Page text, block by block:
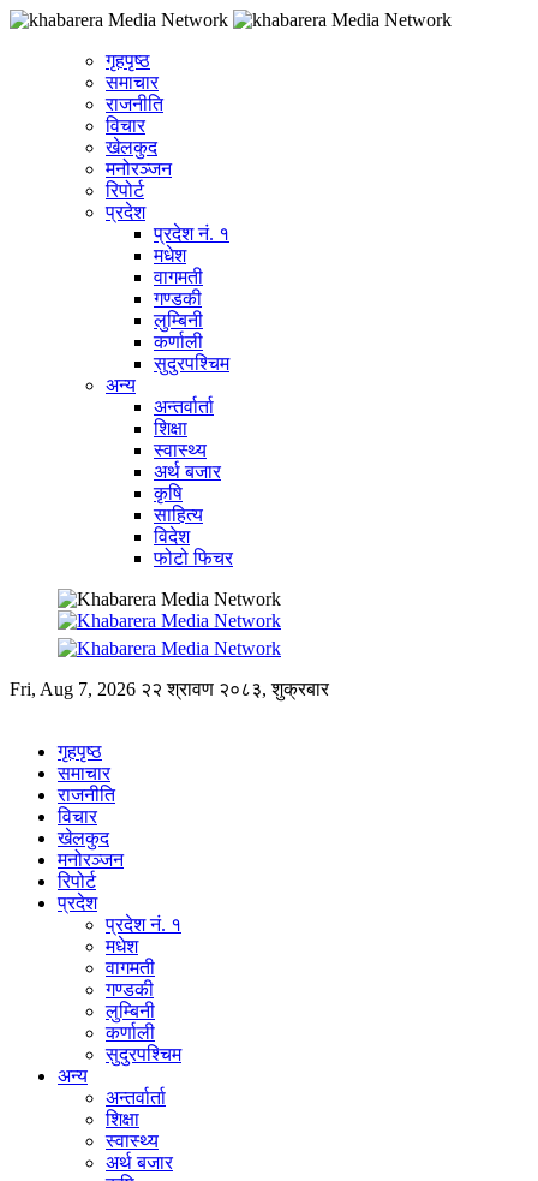
गृहपृष्ठ
समाचार
राजनीति
विचार
खेलकुद
मनोरञ्जन
रिपोर्ट
प्रदेश
प्रदेश नं. १
मधेश
वागमती
गण्डकी
लुम्बिनी
कर्णाली
सुदुरपश्चिम
अन्य
अन्तर्वार्ता
शिक्षा
स्वास्थ्य
अर्थ बजार
कृषि
साहित्य
विदेश
फोटो फिचर
Fri, Aug 7, 2026 २२ श्रावण २०८३, शुक्रबार
गृहपृष्ठ
समाचार
राजनीति
विचार
खेलकुद
मनोरञ्जन
रिपोर्ट
प्रदेश
प्रदेश नं. १
मधेश
वागमती
गण्डकी
लुम्बिनी
कर्णाली
सुदुरपश्चिम
अन्य
अन्तर्वार्ता
शिक्षा
स्वास्थ्य
अर्थ बजार